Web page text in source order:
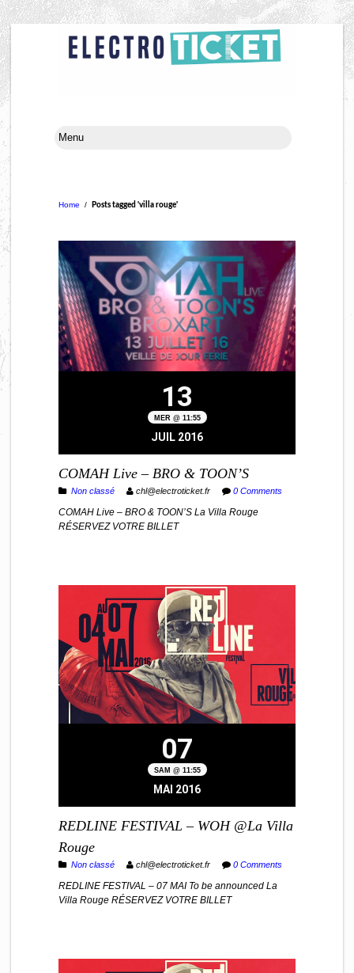
Home / Posts tagged 'villa rouge'
13
MER @ 11:55
JUIL 2016
COMAH Live – BRO & TOON’S
Non classé chl@electroticket.fr 0 Comments
COMAH Live – BRO & TOON’S La Villa Rouge
RÉSERVEZ VOTRE BILLET
07
SAM @ 11:55
MAI 2016
REDLINE FESTIVAL – WOH @La Villa
Rouge
Non classé chl@electroticket.fr 0 Comments
REDLINE FESTIVAL – 07 MAI To be announced La
Villa Rouge RÉSERVEZ VOTRE BILLET